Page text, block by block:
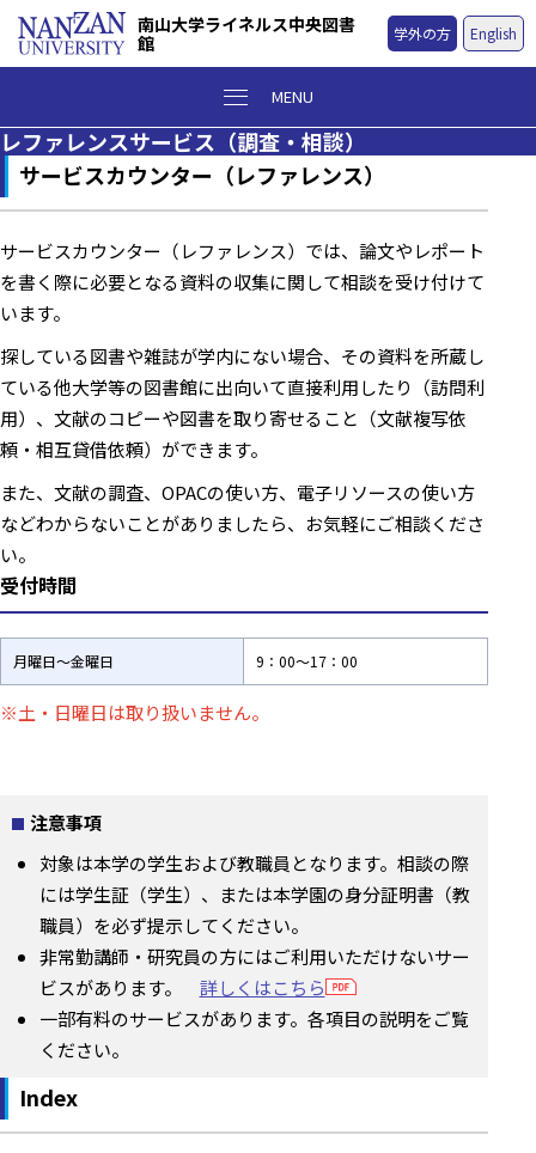
南山大学ライネルス中央図書
館
MENU
学外の方 English
レファレンスサービス（調査・相談）
サービスカウンター（レファレンス）
サービスカウンター（レファレンス）では、論文やレポート
を書く際に必要となる資料の収集に関して相談を受け付けて
います。
探している図書や雑誌が学内にない場合、その資料を所蔵し
ている他大学等の図書館に出向いて直接利用したり（訪問利
用）、文献のコピーや図書を取り寄せること（文献複写依
頼・相互貸借依頼）ができます。
また、文献の調査、OPACの使い方、電子リソースの使い方
などわからないことがありましたら、お気軽にご相談くださ
い。
受付時間
月曜日～金曜日 9：00～17：00
※土・日曜日は取り扱いません。
注意事項
対象は本学の学生および教職員となります。相談の際
には学生証（学生）、または本学園の身分証明書（教
職員）を必ず提示してください。
非常勤講師・研究員の方にはご利用いただけないサー
ビスがあります。 詳しくはこちら
一部有料のサービスがあります。各項目の説明をご覧
ください。
Index